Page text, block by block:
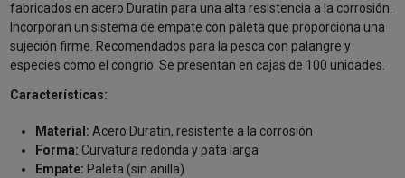
fabricados en acero Duratin para una alta resistencia a la corrosión.
Incorporan un sistema de empate con paleta que proporciona una
sujeción firme. Recomendados para la pesca con palangre y
especies como el congrio. Se presentan en cajas de 100 unidades.
Características:
Material: Acero Duratin, resistente a la corrosión
Forma: Curvatura redonda y pata larga
Empate: Paleta (sin anilla)